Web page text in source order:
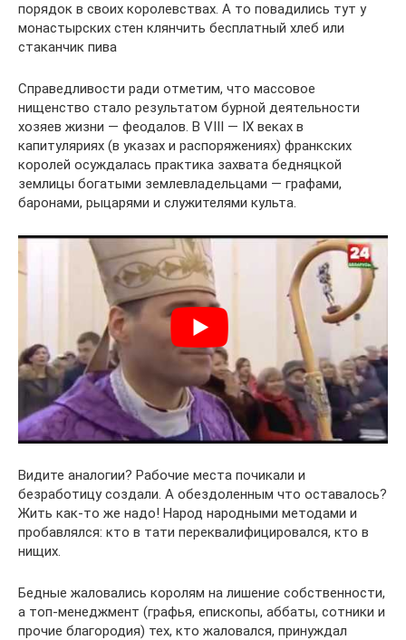
порядок в своих королевствах. А то повадились тут у
монастырских стен клянчить бесплатный хлеб или
стаканчик пива
Справедливости ради отметим, что массовое
нищенство стало результатом бурной деятельности
хозяев жизни — феодалов. В VIII — IX веках в
капитуляриях (в указах и распоряжениях) франкских
королей осуждалась практика захвата бедняцкой
землицы богатыми землевладельцами — графами,
баронами, рыцарями и служителями культа.
Видите аналогии? Рабочие места почикали и
безработицу создали. А обездоленным что оставалось?
Жить как-то же надо! Народ народными методами и
пробавлялся: кто в тати переквалифицировался, кто в
нищих.
Бедные жаловались королям на лишение собственности,
а топ-менеджмент (графья, епископы, аббаты, сотники и
прочие благородия) тех, кто жаловался, принуждал